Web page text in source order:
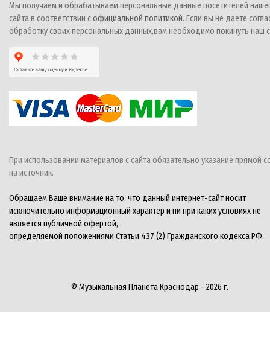
Мы получаем и обрабатываем персональные данные посетителей
сайта в соответствии софициальной политикой. Если вы не даете
обработку своих персональных данных,вам необходимо покинуть наш
При использовании материалов с сайта обязательно указание прямой
на источник.
Обращаем Ваше внимание на то, что данный интернет-сайт носит
исключительно информационный характер и ни при каких условиях не
является публичной офертой,
определяемой положениями Статьи 437 (2) Гражданского кодекса РФ.
© Музыкальная Планета Краснодар - 2026 г.